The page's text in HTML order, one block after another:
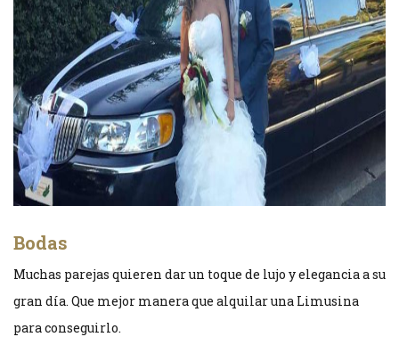
Bodas
Muchas parejas quieren dar un toque de lujo y elegancia a su
gran día. Que mejor manera que alquilar una Limusina
para conseguirlo.